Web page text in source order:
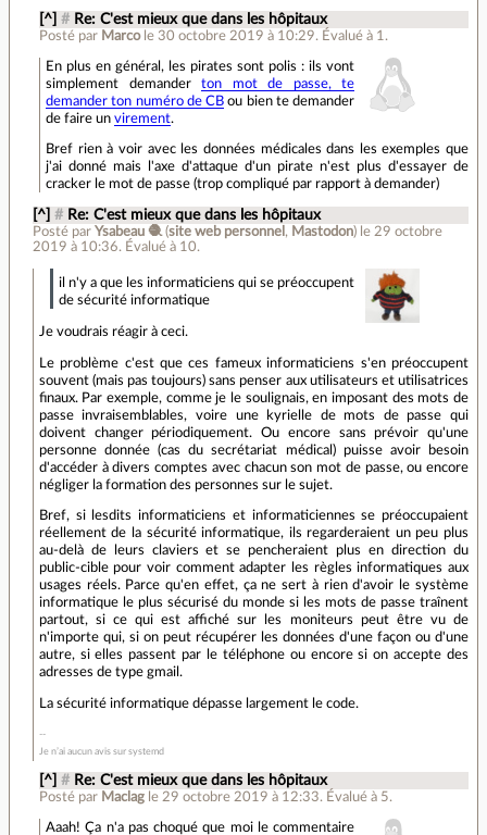
[^] # Re: C'est mieux que dans les hôpitaux
Posté par Marco le 30 octobre 2019 à 10:29. Évalué à 1 .
En plus en général, les pirates sont polis : ils vont
simplement demanderton mot de passe, te
demander ton numéro de CB ou bien te demander
de faire unvirement.
Bref rien à voir avec les données médicales dans les exemples que
j'ai donné mais l'axe d'attaque d'un pirate n'est plus d'essayer de
cracker le mot de passe (trop compliqué par rapport à demander)
[^] # Re: C'est mieux que dans les hôpitaux
Posté par Ysabeau 🧶(site web personnel , Mastodon) le 29 octobre
2019 à 10:36. Évalué à 10.
il n'y a que les informaticiens qui se préoccupent
de sécurité informatique
Je voudrais réagir à ceci.
Le problème c'est que ces fameux informaticiens s'en préoccupent
souvent (mais pas toujours) sans penser aux utilisateurs et utilisatrices
finaux. Par exemple, comme je le soulignais, en imposant des mots de
passe invraisemblables, voire une kyrielle de mots de passe qui
doivent changer périodiquement. Ou encore sans prévoir qu'une
personne donnée (cas du secrétariat médical) puisse avoir besoin
d'accéder à divers comptes avec chacun son mot de passe, ou encore
négliger la formation des personnes sur le sujet.
Bref, si lesdits informaticiens et informaticiennes se préoccupaient
réellement de la sécurité informatique, ils regarderaient un peu plus
au-delà de leurs claviers et se pencheraient plus en direction du
public-cible pour voir comment adapter les règles informatiques aux
usages réels. Parce qu'en effet, ça ne sert à rien d'avoir le système
informatique le plus sécurisé du monde si les mots de passe traînent
partout, si ce qui est affiché sur les moniteurs peut être vu de
n'importe qui, si on peut récupérer les données d'une façon ou d'une
autre, si elles passent par le téléphone ou encore si on accepte des
adresses de type gmail.
La sécurité informatique dépasse largement le code.
Je n’ai aucun avis sur systemd
[^] # Re: C'est mieux que dans les hôpitaux
Posté par Maclag le 29 octobre 2019 à 12:33. Évalué à 5.
Aaah! Ça n'a pas choqué que moi le commentaire